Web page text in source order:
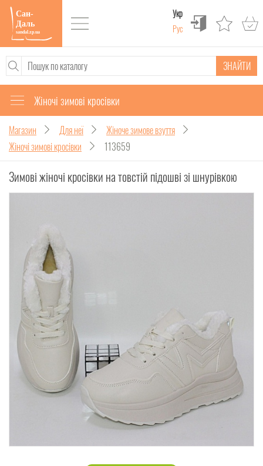
Укр
Рус
ЗНАЙТИ
Жіночі зимові кросівки
Магазин Для неї
Жіноче зимове взуття
Жіночі зимові кросівки
113659
Зимові жіночі кросівки на товстій підошві зі шнурівкою